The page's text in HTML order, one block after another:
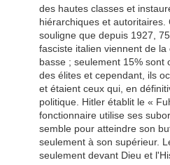
des hautes classes et
hiérarchiques et autoritaires.
souligne que depuis 1927,
fasciste italien viennent de
basse ; seulement 15% sont
des élites et cependant, ils
et étaient ceux qui, en
politique. Hitler établit le «
fonctionnaire utilise ses
semble pour atteindre son
seulement à son supérieur.
seulement devant Dieu et